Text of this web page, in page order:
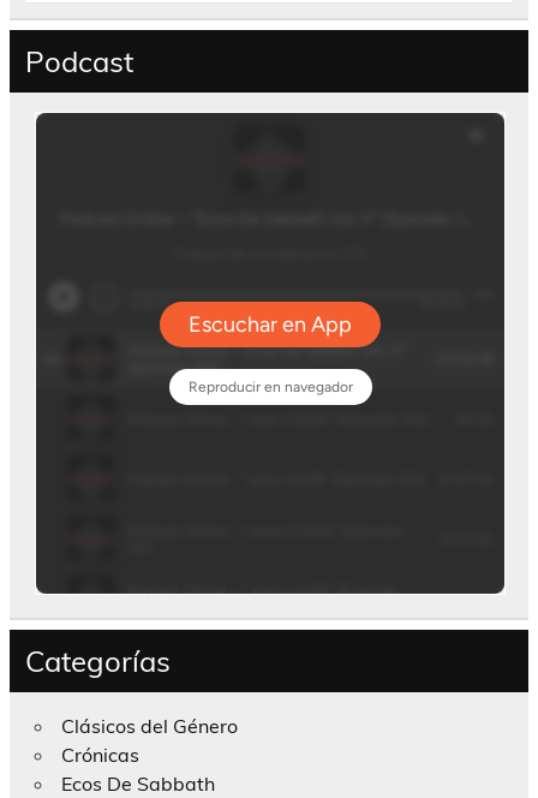
Podcast
Categorías
Clásicos del Género
Crónicas
Ecos De Sabbath